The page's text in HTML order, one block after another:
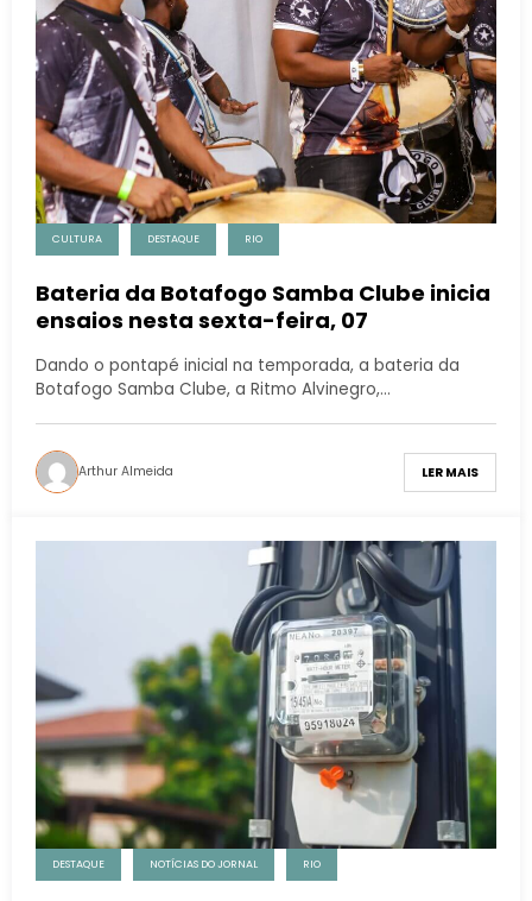
CULTURA DESTAQUE RIO
Bateria da Botafogo Samba Clube inicia
ensaios nesta sexta-feira, 07
Dando o pontapé inicial na temporada, a bateria da
Botafogo Samba Clube, a Ritmo Alvinegro,…
Arthur Almeida LER MAIS
DESTAQUE NOTÍCIAS DO JORNAL RIO